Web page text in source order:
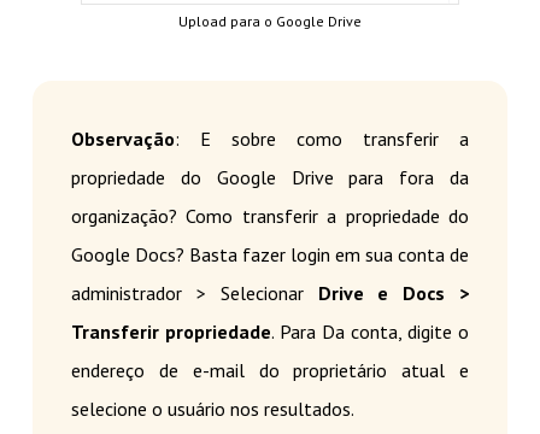
Upload para o Google Drive
Observação: E sobre como transferir a
propriedade do Google Drive para fora da
organização? Como transferir a propriedade do
Google Docs? Basta fazer login em sua conta de
administrador > Selecionar Drive e Docs >
Transferir propriedade. Para Da conta, digite o
endereço de e-mail do proprietário atual e
selecione o usuário nos resultados.